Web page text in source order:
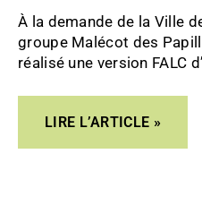
À la demande de la Ville
groupe Malécot des
réalisé une version FALC
en situation de handicap
bénéficier d’un
LIRE L’ARTICLE »